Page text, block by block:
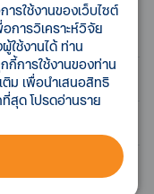
ดอกเบี้ย
0.10 %
0.00 %
ารใช้งานของเว็บไซต์
การวิเคราะห์วิจัย
ใช้งานได้ ท่าน
กี้การใช้งานของท่าน
ม เพื่อนำเสนอสิทธิ
สุด โปรดอ่านราย